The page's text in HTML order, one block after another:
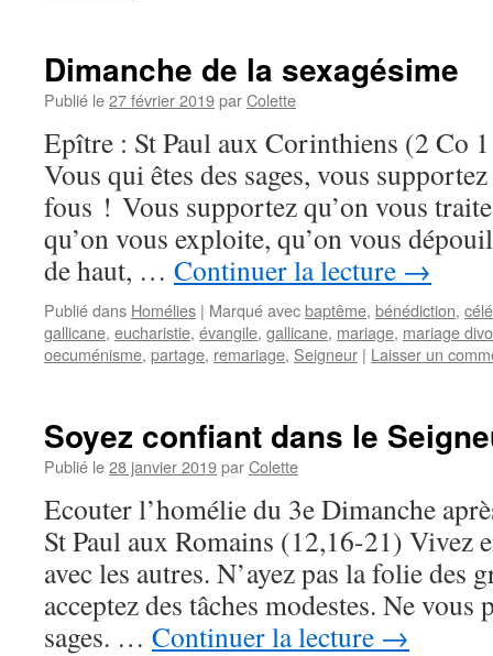
Dimanche de la sexagésime
Publié le27 février 2019parColette
Epître : St Paul aux Corinthiens (2 Co
Vous qui êtes des sages, vous
fous ! Vous supportez qu’on vous
qu’on vous exploite, qu’on vous
de haut, … Continuer la lecture →
Publié dans Homélies | Marqué avecbaptême, bénédiction,
gallicane, eucharistie, évangile, gallicane, mariage, mariage
oecuménisme, partage, remariage, Seigneur | Laisser un
Soyez confiant dans le
Publié le28 janvier 2019parColette
Ecouter l’homélie du 3e Dimanche
St Paul aux Romains (12,16-21) Vivez
avec les autres. N’ayez pas la folie des
acceptez des tâches modestes. Ne vous
sages. … Continuer la lecture →